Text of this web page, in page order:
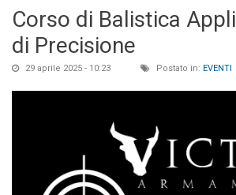
Corso di Balistica
di Precisione
29 aprile 2025 - 10:23 Postato in: EVENTI